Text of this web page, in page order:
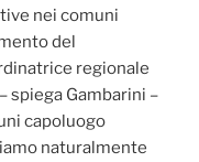
nei comuni
del
regionale
spiega Gambarini –
capoluogo
naturalmente